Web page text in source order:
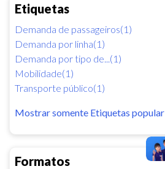
Etiquetas
Demanda de passageiros(1)
Demanda por linha(1)
Demanda por tipo de...(1)
Mobilidade(1)
Transporte público(1)
Mostrar somente Etiquetas popular
Formatos